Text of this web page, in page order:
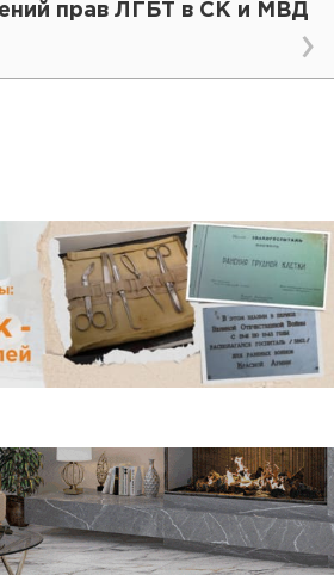
прав ЛГБТ в СК и МВД